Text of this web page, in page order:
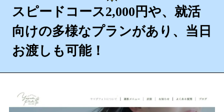
スピードコース2,000円や、就活
向けの多様なプランがあり、当日
お渡しも可能！